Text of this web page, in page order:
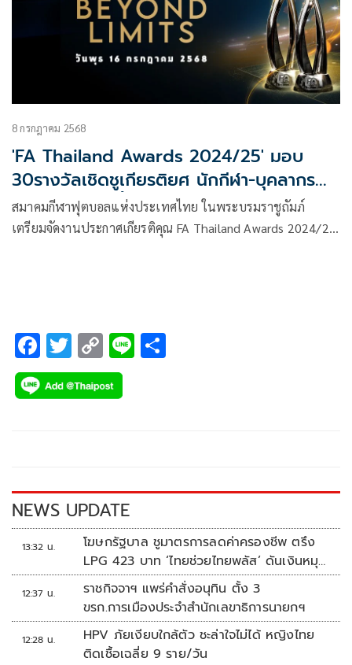
8 กรกฎาคม 2568
'FA Thailand Awards 2024/25' มอบ
30รางวัลเชิดชูเกียรติยศ นักกีฬา-บุคลากร
ฟุตบอล16ก.ค.นี้
สมาคมกีฬาฟุตบอลแห่งประเทศไทย ในพระบรมราชูถัมภ์
เตรียมจัดงานประกาศเกียรติคุณ FA Thailand Awards 2024/25
– 20.00 น.
F
ac
e
k
T
wi
tt
C
o
p
k
Li
NEWS UPDATE
13:32 น.
โฆษกรัฐบาล ชูมาตรการลดค่าครองชีพ ตรึง
LPG 423 บาท ‘ไทยช่วยไทยพลัส’ ดันเงินหมุน
แสนล้าน
12:37 น.
ราชกิจจาฯ แพร่คำสั่งอนุทิน ตั้ง 3
ขรก.การเมืองประจำสำนักเลขาธิการนายกฯ
12:28 น.
HPV ภัยเงียบใกล้ตัว ชะล่าใจไม่ได้ หญิงไทย
ติดเชื้อเฉลี่ย 9 ราย/วัน